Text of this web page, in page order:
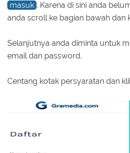
masuk . Karena di sini anda
anda scroll ke bagian bawah dan
Selanjutnya anda diminta untuk
email dan password.
Centang kotak persyaratan dan